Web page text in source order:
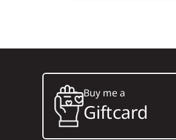
Buy me a
Giftcard